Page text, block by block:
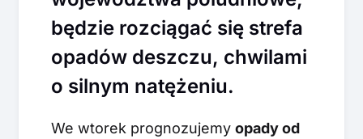
będzie rozciągać się strefa
opadów deszczu, chwilami
o silnym natężeniu.
We wtorek prognozujemy opady od